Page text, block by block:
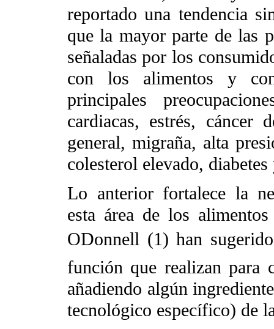
reportado una tendencia
que la mayor parte de las
señaladas por los
con los alimentos y
principales
cardiacas, estrés, cáncer
general, migraña, alta
colesterol elevado,
Lo anterior fortalece la
esta área de los
ODonnell (1) han
función que realizan para
añadiendo algún
tecnológico específico) de